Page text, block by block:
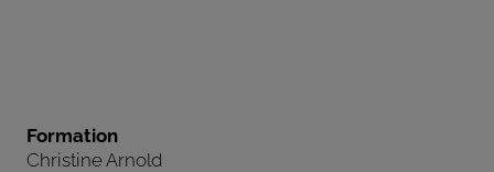
Formation
Christine Arnold